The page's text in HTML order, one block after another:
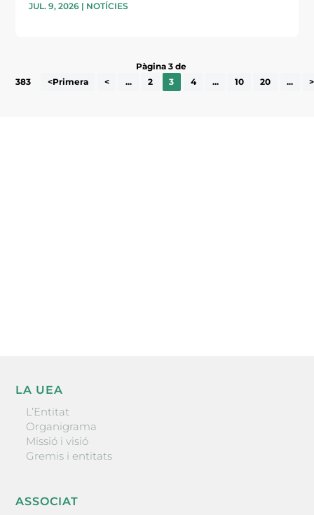
JUL. 9, 2026 | NOTÍCIES
Pàgina 3 de
383
<Primera < ... 2 3 4 ... 10 20 ... >
LA UEA
L’Entitat
Organigrama
Missió i visió
Gremis i entitats
ASSOCIAT